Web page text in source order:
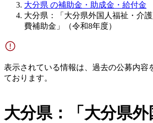
大分県 の補助金・助成金・給付金
大分県：「大分県外国人福祉・介
費補助金」（令和8年度）
表示されている情報は、過去の公募内容
ております。
大分県：「大分県